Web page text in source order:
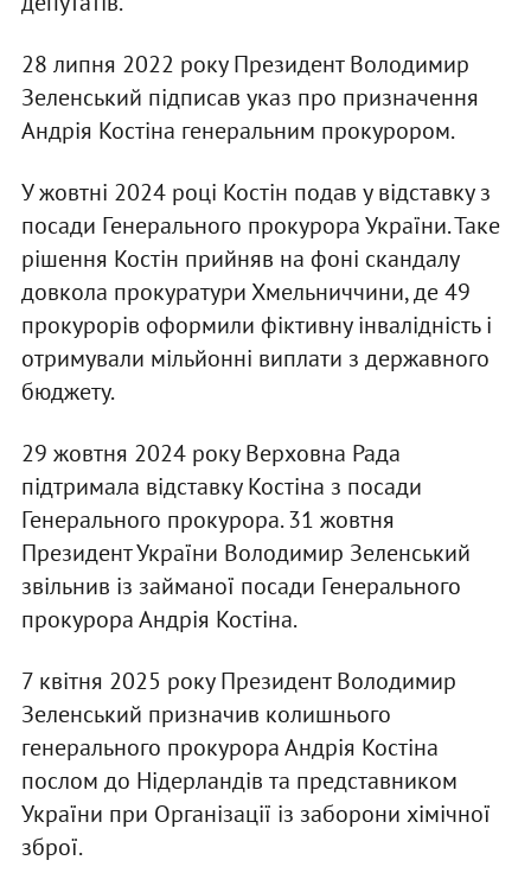
28 липня 2022 року Президент Володимир
Зеленський підписав указ про призначення
Андрія Костіна генеральним прокурором.
У жовтні 2024 році Костін подав у відставку з
посади Генерального прокурора України. Таке
рішення Костін прийняв на фоні скандалу
довкола прокуратури Хмельниччини, де 49
прокурорів оформили фіктивну інвалідність і
отримували мільйонні виплати з державного
бюджету.
29 жовтня 2024 року Верховна Рада
підтримала відставку Костіна з посади
Генерального прокурора. 31 жовтня
Президент України Володимир Зеленський
звільнив із займаної посади Генерального
прокурора Андрія Костіна.
7 квітня 2025 року Президент Володимир
Зеленський призначив колишнього
генерального прокурора Андрія Костіна
послом до Нідерландів та представником
України при Організації із заборони хімічної
зброї.